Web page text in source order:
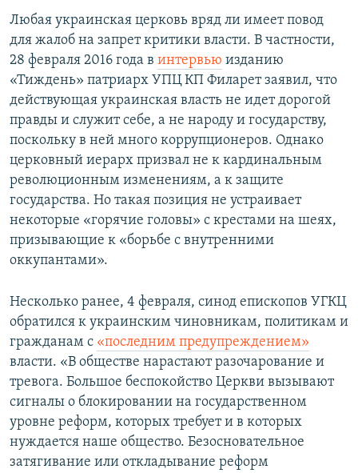
Любая украинская церковь вряд ли имеет повод
для жалоб на запрет критики власти. В частности,
28 февраля 2016 года в интервью изданию
«Тиждень» патриарх УПЦ КП Филарет заявил, что
действующая украинская власть не идет дорогой
правды и служит себе, а не народу и государству,
поскольку в ней много коррупционеров. Однако
церковный иерарх призвал не к кардинальным
революционным изменениям, а к защите
государства. Но такая позиция не устраивает
некоторые «горячие головы» с крестами на шеях,
призывающие к «борьбе с внутренними
оккупантами».
Несколько ранее, 4 февраля, синод епископов УГКЦ
обратился к украинским чиновникам, политикам и
гражданам с «последним предупреждением»
власти. «В обществе нарастают разочарование и
тревога. Большое беспокойство Церкви вызывают
сигналы о блокировании на государственном
уровне реформ, которых требует и в которых
нуждается наше общество. Безосновательное
затягивание или откладывание реформ